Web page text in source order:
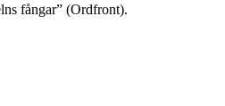
fångar” (Ordfront).